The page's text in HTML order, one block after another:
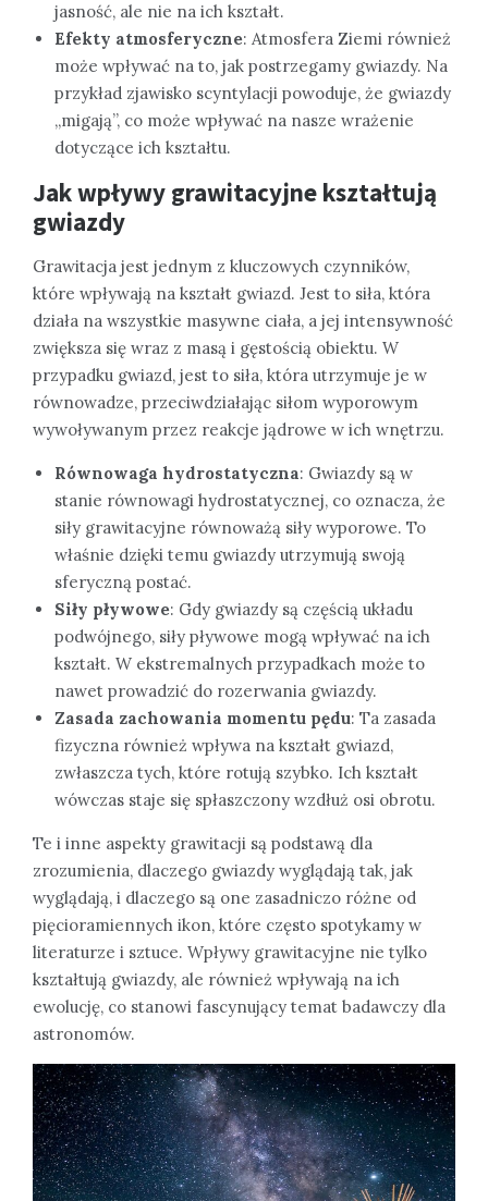
jasność, ale nie na ich kształt.
Efekty atmosferyczne: Atmosfera Ziemi również
może wpływać na to, jak postrzegamy gwiazdy. Na
przykład zjawisko scyntylacji powoduje, że gwiazdy
„migają”, co może wpływać na nasze wrażenie
dotyczące ich kształtu.
Jak wpływy grawitacyjne kształtują
gwiazdy
Grawitacja jest jednym z kluczowych czynników,
które wpływają na kształt gwiazd. Jest to siła, która
działa na wszystkie masywne ciała, a jej intensywność
zwiększa się wraz z masą i gęstością obiektu. W
przypadku gwiazd, jest to siła, która utrzymuje je w
równowadze, przeciwdziałając siłom wyporowym
wywoływanym przez reakcje jądrowe w ich wnętrzu.
Równowaga hydrostatyczna: Gwiazdy są w
stanie równowagi hydrostatycznej, co oznacza, że
siły grawitacyjne równoważą siły wyporowe. To
właśnie dzięki temu gwiazdy utrzymują swoją
sferyczną postać.
Siły pływowe: Gdy gwiazdy są częścią układu
podwójnego, siły pływowe mogą wpływać na ich
kształt. W ekstremalnych przypadkach może to
nawet prowadzić do rozerwania gwiazdy.
Zasada zachowania momentu pędu: Ta zasada
fizyczna również wpływa na kształt gwiazd,
zwłaszcza tych, które rotują szybko. Ich kształt
wówczas staje się spłaszczony wzdłuż osi obrotu.
Te i inne aspekty grawitacji są podstawą dla
zrozumienia, dlaczego gwiazdy wyglądają tak, jak
wyglądają, i dlaczego są one zasadniczo różne od
pięcioramiennych ikon, które często spotykamy w
literaturze i sztuce. Wpływy grawitacyjne nie tylko
kształtują gwiazdy, ale również wpływają na ich
ewolucję, co stanowi fascynujący temat badawczy dla
astronomów.